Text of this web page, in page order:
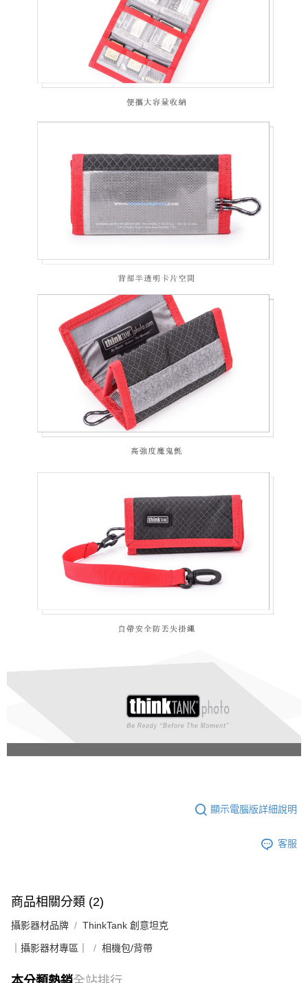
顯示電腦版詳細說明
客服
商品相關分類 (2)
攝影器材品牌 ThinkTank 創意坦克
｜攝影器材專區｜ 相機包/背帶